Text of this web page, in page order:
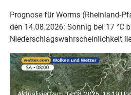
Prognose für Worms (Rheinland-
den 14.08.2026: Sonnig bei 17 °C
Niederschlagswahrscheinlichkeit
"Rhein-Main-Gebiet:
Deine Region!"